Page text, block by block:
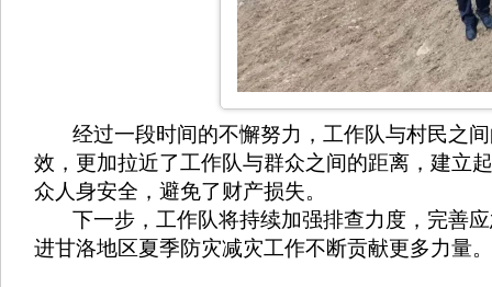
经过一段时间的不懈努力，工作队与村民之间
效，更加拉近了工作队与群众之间的距离，建立
众人身安全，避免了财产损失。
下一步，工作队将持续加强排查力度，完善应
进甘洛地区夏季防灾减灾工作不断贡献更多力量。